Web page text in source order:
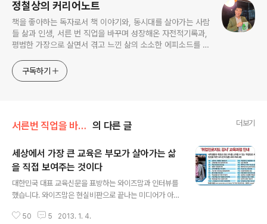
정철상의 커리어노트
책을 좋아하는 독자로서 책 이야기와, 동시대를 살아가는 사람
들 삶과 인생, 서른 번 직업을 바꾸며 성장해온 자전적기록과,
평범한 가장으로 살면서 겪고 느낀 삶의 소소한 에피소드를 전
고픈 커리어코치, 유튜브: 정교수의 인생수업
구독하기
서른번 직업을 바꾼 남자 의 다른 글 더보기
세상에서 가장 큰 교육은 부모가 살아가는 삶
을 직접 보여주는 것이다
대한민국 대표 교육신문을 표방하는 와이즈맘과 인터뷰를
했습니다. 와이즈맘은 현실비판으로 끝나는 미디어가 아닌
대안들을 찾고 그 내면의 사실만을 보도하겠다는 사명을
50 5 2013. 1. 4.